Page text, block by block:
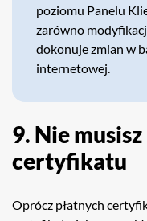
poziomu Panelu
zarówno
dokonuje zmian w
internetowej.
9. Nie
certyfikatu
Oprócz płatnych